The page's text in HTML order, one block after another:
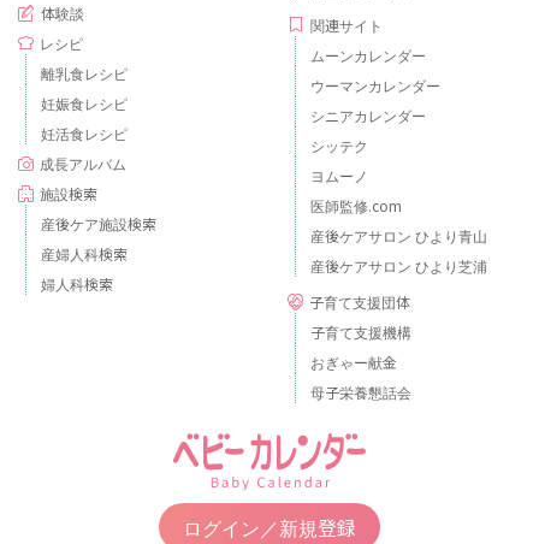
体験談
レシピ
離乳食レシピ
妊娠食レシピ
妊活食レシピ
成長アルバム
施設検索
産後ケア施設検索
産婦人科検索
婦人科検索
関連サイト
ムーンカレンダー
ウーマンカレンダー
シニアカレンダー
シッテク
ヨムーノ
医師監修.com
産後ケアサロン ひより青山
産後ケアサロン ひより芝浦
子育て支援団体
子育て支援機構
おぎゃー献金
母子栄養懇話会
ログイン／新規登録